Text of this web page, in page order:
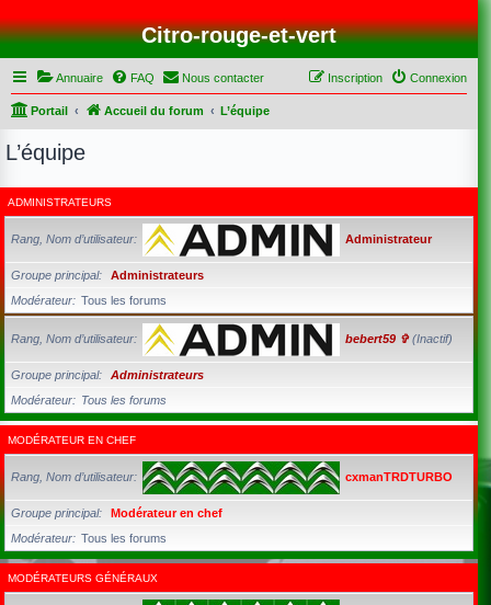
Citro-rouge-et-vert
Annuaire FAQ Nous contacter Connexion
Inscription
Portail Accueil du forum L’équipe
L’équipe
ADMINISTRATEURS
Rang, Nom d’utilisateur Administrateur
Groupe principal
Administrateurs
Modérateur
Tous les forums
Rang, Nom d’utilisateur bebert59 ✞(Inactif)
Groupe principal
Administrateurs
Modérateur
Tous les forums
MODÉRATEUR EN CHEF
Rang, Nom d’utilisateur cxmanTRDTURBO
Groupe principal
Modérateur en chef
Modérateur
Tous les forums
MODÉRATEURS GÉNÉRAUX